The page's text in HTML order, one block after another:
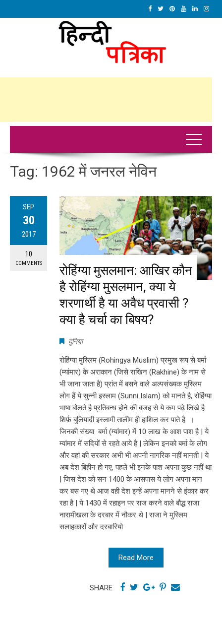
Tag: 1962 में जनरल नेविन
SEP
30
2017
10
COMMENTS
रोहिंग्या मुसलमान: आखिर कौन
है रोहिंग्या मुसलमान, क्या ये
शरणार्थी है या अवैध प्रवासी ?
क्या है चर्चा का बिषय?
दुनिया
रोहिंग्या मुस्लिम (Rohingya Muslim) प्रमुख रूप से बर्मा
(म्यांमार) के अराकान (जिसे राखिन (Rakhine) के नाम से
भी जाना जाता है) प्रांत में बसने वाले अल्पसंख्यक मुस्लिम
लोग हैं ये सुन्नी इस्लाम (Sunni Islam) को मानते है, रोहिंग्या
भाषा बोलते है प्रतिबन्ध होने की बजह से ये कम पढ़े लिखे है
शिर्फ़ बुलियादी इस्लामी तालीम ही हाशिल कर पाते है ।
जिनकी संख्या बर्मा (म्यांमार) में 10 लाख के आश पाश है | ये
म्यांमार में सदियों से रहते आये है | लेकिन इनको बर्मा के लोग
और वहां की सरकार अभी भी अपनी नागरिक नहीं मानती | ये
अब देश बिहीन हो गए, पहले भी इनके पाश अपना कुछ नहीं था
| जिस देश को सन 1400 के आसपास ये लोग अपना मान
कर बस गए थे आज वही देश इन्हें अपना मानने से इंकार कर
रहा है | ये 1430 में रहाइन पर राज करने वाले बौद्ध राजा
नारामीखला के दरबार में नौकर थे | राजा ने मुस्लिम
सलाहकारों और दरबारियो
Read More
SHARE